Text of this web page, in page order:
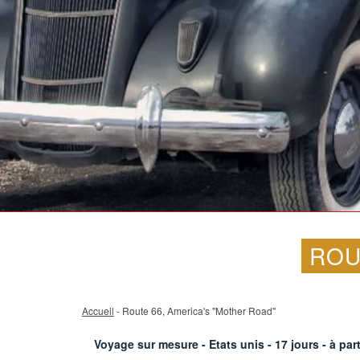
Accueil - Route 66, America's "Mother Road"
Voyage sur mesure - Etats unis - 17 jours - à